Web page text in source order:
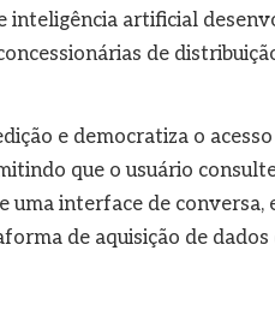
inteligência artificial
de
e democratiza o
que o usuário
uma interface de conversa,
de aquisição de